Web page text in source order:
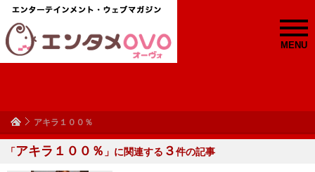
MENU
アキラ１００％
「アキラ１００％ 」に関連する ３件の記事